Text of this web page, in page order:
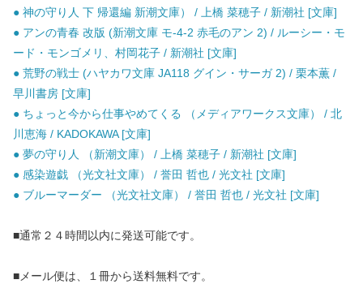
● 神の守り人 下 帰還編 新潮文庫） / 上橋 菜穂子 / 新潮社 [文庫]
● アンの青春 改版 (新潮文庫 モ-4-2 赤毛のアン 2) / ルーシー・モ
ード・モンゴメリ、村岡花子 / 新潮社 [文庫]
● 荒野の戦士 (ハヤカワ文庫 JA118 グイン・サーガ 2) / 栗本薫 /
早川書房 [文庫]
● ちょっと今から仕事やめてくる （メディアワークス文庫） / 北
川恵海 / KADOKAWA [文庫]
● 夢の守り人 （新潮文庫） / 上橋 菜穂子 / 新潮社 [文庫]
● 感染遊戯 （光文社文庫） / 誉田 哲也 / 光文社 [文庫]
● ブルーマーダー （光文社文庫） / 誉田 哲也 / 光文社 [文庫]
■通常２４時間以内に発送可能です。
■メール便は、１冊から送料無料です。